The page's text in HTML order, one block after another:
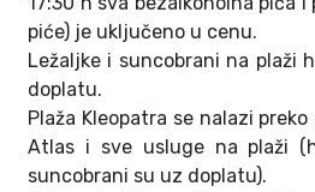
piće) je uključeno u cenu.
Ležaljke i suncobrani na plaži
doplatu.
Plaža Kleopatra se nalazi
Atlas i sve usluge na plaži
suncobrani su uz doplatu).